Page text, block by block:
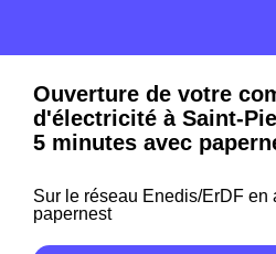
Ouverture de votre
d'électricité à Saint-
5 minutes avec
Sur le réseau Enedis/ErDF
papernest